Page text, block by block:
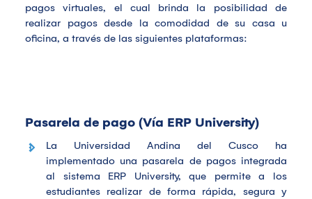
pagos virtuales, el cual brinda la posibilidad de
realizar pagos desde la comodidad de su casa u
oficina, a través de las siguientes plataformas:
Pasarela de pago (Vía ERP University)
La Universidad Andina del Cusco ha
implementado una pasarela de pagos integrada
al sistema ERP University, que permite a los
estudiantes realizar de forma rápida, segura y